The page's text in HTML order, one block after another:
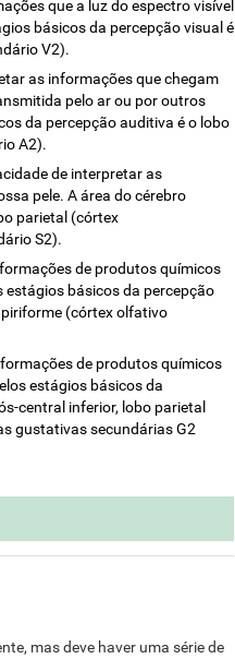
que a luz do espectro visível
básicos da percepção visual é
V2).
as informações que chegam
pelo ar ou por outros
da percepção auditiva é o lobo
A2).
de interpretar as
pele. A área do cérebro
parietal (córtex
S2).
de produtos químicos
estágios básicos da percepção
(córtex olfativo
de produtos químicos
estágios básicos da
central inferior, lobo parietal
gustativas secundárias G2
mas deve haver uma série de